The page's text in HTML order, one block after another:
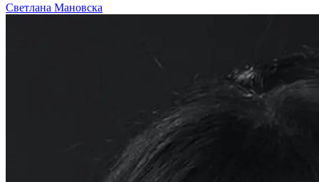
Светлана Мановска